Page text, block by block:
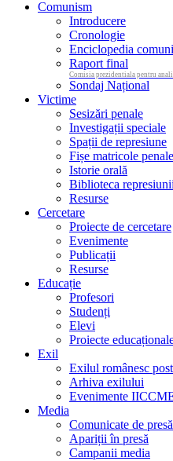
Comunism
Introducere
Cronologie
Enciclopedia
Raport final
Comisia prezidentiala pentru
Sondaj Național
Victime
Sesizări penale
Investigații speciale
Spații de represiune
Fișe matricole penale
Istorie orală
Biblioteca represiunii
Resurse
Cercetare
Proiecte de cercetare
Evenimente
Publicații
Resurse
Educație
Profesori
Studenți
Elevi
Proiecte
Exil
Exilul românesc
Arhiva exilului
Evenimente
Media
Comunicate de presă
Apariții în presă
Campanii media